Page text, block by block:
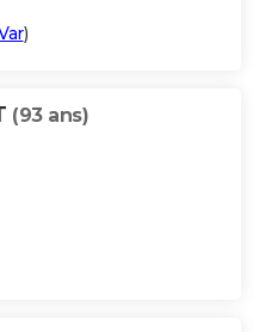
)
(93 ans)